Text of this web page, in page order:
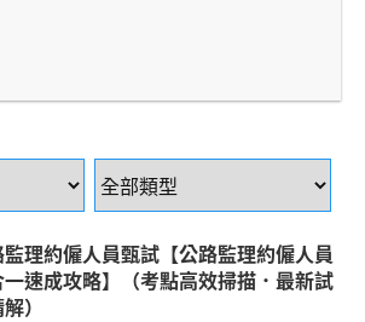
理約僱人員甄試【公路監理約僱人員
一速成攻略】（考點高效掃描．最新試
）